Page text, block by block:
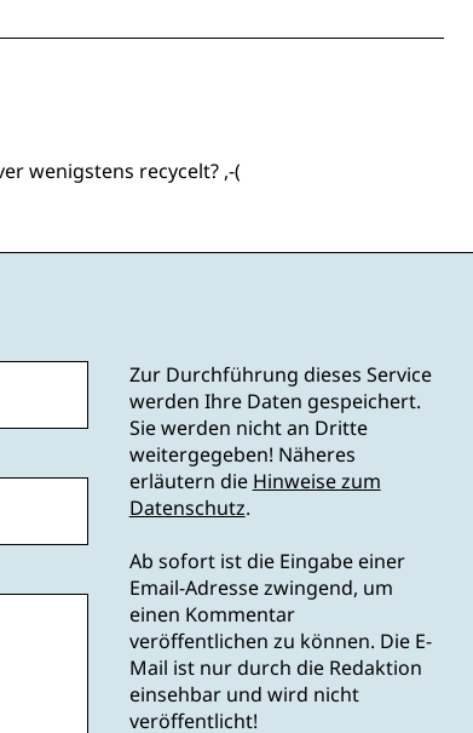
wenigstens recycelt? ,-(
Zur Durchführung dieses Service
werden Ihre Daten gespeichert.
Sie werden nicht an Dritte
weitergegeben! Näheres
erläutern die Hinweise zum
Datenschutz.
Ab sofort ist die Eingabe einer
Email-Adresse zwingend, um
einen Kommentar
veröffentlichen zu können. Die E-
Mail ist nur durch die Redaktion
einsehbar und wird nicht
veröffentlicht!